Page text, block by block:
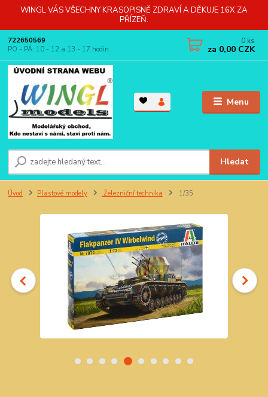
WINGL VÁS VŠECHNY KRASOPISNĚ ZDRAVÍ A DĚKUJE 16X ZA
PŘÍZEŇ.
Menu
Hledat
722650569
PO - PÁ: 10 - 12 a 13 - 17 hodin
0 ks
za 0,00 CZK
Úvod Plastové modely .Železniční technika 1/35